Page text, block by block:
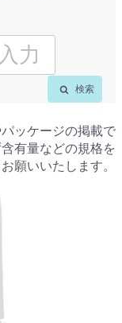
検索
ッケージの掲載で
有量などの規格を
願いいたします。